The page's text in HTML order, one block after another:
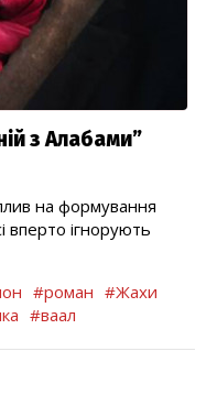
з Алабами”
на формування
вперто ігнорують
#роман #Жахи
#ваал